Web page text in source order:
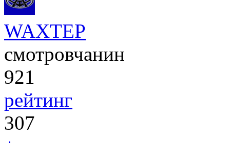
WAXTEP
смотровчанин
921
рейтинг
307